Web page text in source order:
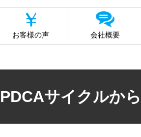
お客様の声 会社概要
PDCAサイクルから